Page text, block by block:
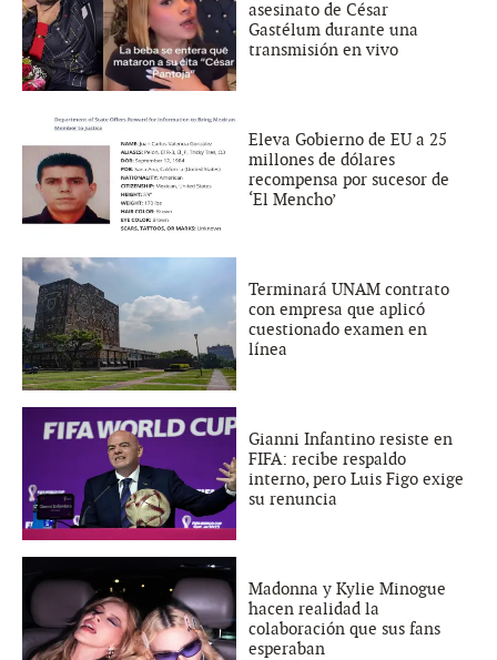
asesinato de César
Gastélum durante una
transmisión en vivo
Eleva Gobierno de EU a 25
millones de dólares
recompensa por sucesor de
‘El Mencho’
Terminará UNAM contrato
con empresa que aplicó
cuestionado examen en
línea
Gianni Infantino resiste en
FIFA: recibe respaldo
interno, pero Luis Figo exige
su renuncia
Madonna y Kylie Minogue
hacen realidad la
colaboración que sus fans
esperaban